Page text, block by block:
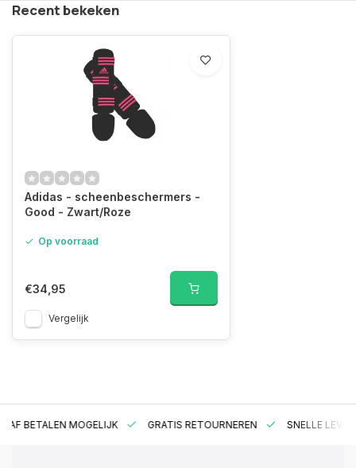
Recent bekeken
Adidas - scheenbeschermers -
Good - Zwart/Roze
Op voorraad
€34,95
Vergelijk
BETALEN MOGELIJK GRATIS RETOURNEREN SNELLE